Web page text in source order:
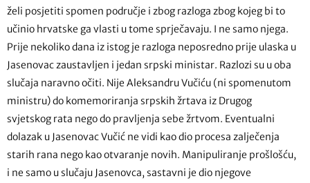
želi posjetiti spomen područje i zbog razloga zbog kojeg bi to
učinio hrvatske ga vlasti u tome sprječavaju. I ne samo njega.
Prije nekoliko dana iz istog je razloga neposredno prije ulaska u
Jasenovac zaustavljen i jedan srpski ministar. Razlozi su u oba
slučaja naravno očiti. Nije Aleksandru Vučiću (ni spomenutom
ministru) do komemoriranja srpskih žrtava iz Drugog
svjetskog rata nego do pravljenja sebe žrtvom. Eventualni
dolazak u Jasenovac Vučić ne vidi kao dio procesa zalječenja
starih rana nego kao otvaranje novih. Manipuliranje prošlošću,
i ne samo u slučaju Jasenovca, sastavni je dio njegove